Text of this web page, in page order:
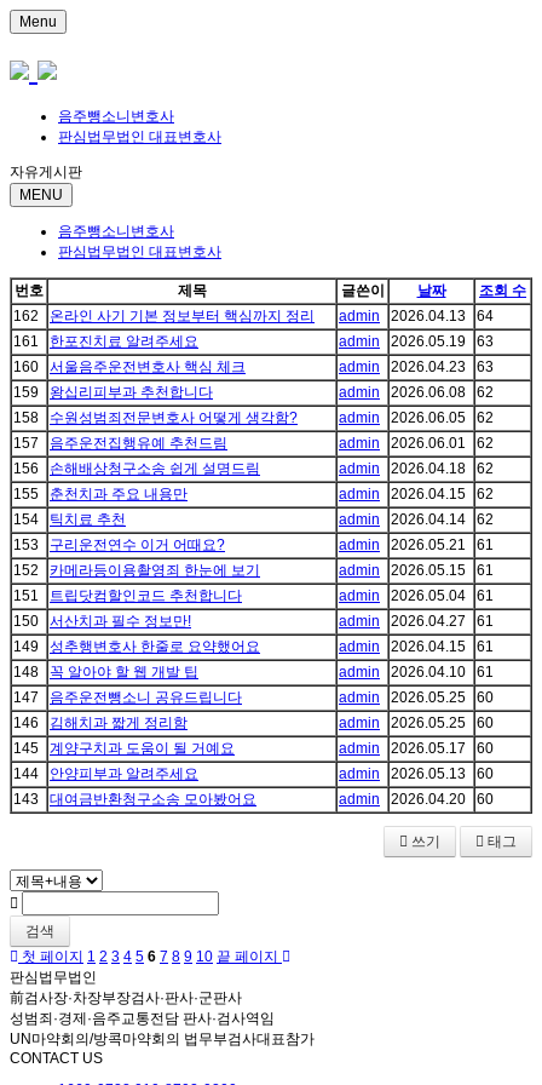
Menu
음주뺑소니변호사
판심법무법인 대표변호사
자유게시판
MENU
음주뺑소니변호사
판심법무법인 대표변호사
번호 제목 글쓴이 날짜
조회 수
162
온라인 사기 기본 정보부터 핵심까지 정리 admin 2026.04.13
64
161
한포진치료 알려주세요 admin 2026.05.19
63
160
서울음주운전변호사 핵심 체크 admin 2026.04.23
63
159
왕십리피부과 추천합니다 admin 2026.06.08
62
158
수원성범죄전문변호사 어떻게 생각함? admin 2026.06.05
62
157
음주운전집행유예 추천드림 admin 2026.06.01
62
156
손해배상청구소송 쉽게 설명드림 admin 2026.04.18
62
155
춘천치과 주요 내용만 admin 2026.04.15
62
154
틱치료 추천 admin 2026.04.14
62
153
구리운전연수 이거 어때요? admin 2026.05.21
61
152
카메라등이용촬영죄 한눈에 보기 admin 2026.05.15
61
151
트립닷컴할인코드 추천합니다 admin 2026.05.04
61
150
서산치과 필수 정보만! admin 2026.04.27
61
149
성추행변호사 한줄로 요약했어요 admin 2026.04.15
61
148
꼭 알아야 할 웹 개발 팁 admin 2026.04.10
61
147
음주운전뺑소니 공유드립니다 admin 2026.05.25
60
146
김해치과 짧게 정리함 admin 2026.05.25
60
145
계양구치과 도움이 될 거예요 admin 2026.05.17
60
144
안양피부과 알려주세요 admin 2026.05.13
60
143
대여금반환청구소송 모아봤어요 admin 2026.04.20 60
쓰기 태그
검색
첫 페이지 1 2 3 4 5 6 7 8 9 10 끝 페이지
판심법무법인
前검사장·차장부장검사·판사·군판사
성범죄·경제·음주교통전담 판사·검사역임
UN마약회의/방콕마약회의 법무부검사대표참가
CONTACT US